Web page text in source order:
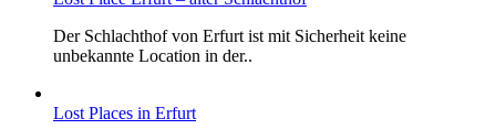
Der Schlachthof von Erfurt ist mit Sicherheit keine
unbekannte Location in der..
Lost Places in Erfurt